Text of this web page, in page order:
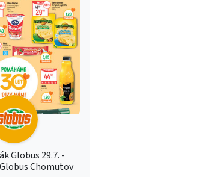
Globus 29.7. -
Chomutov